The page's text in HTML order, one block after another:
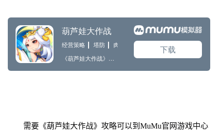
需要《葫芦娃大作战》攻略可以到MuMu官网游戏中心